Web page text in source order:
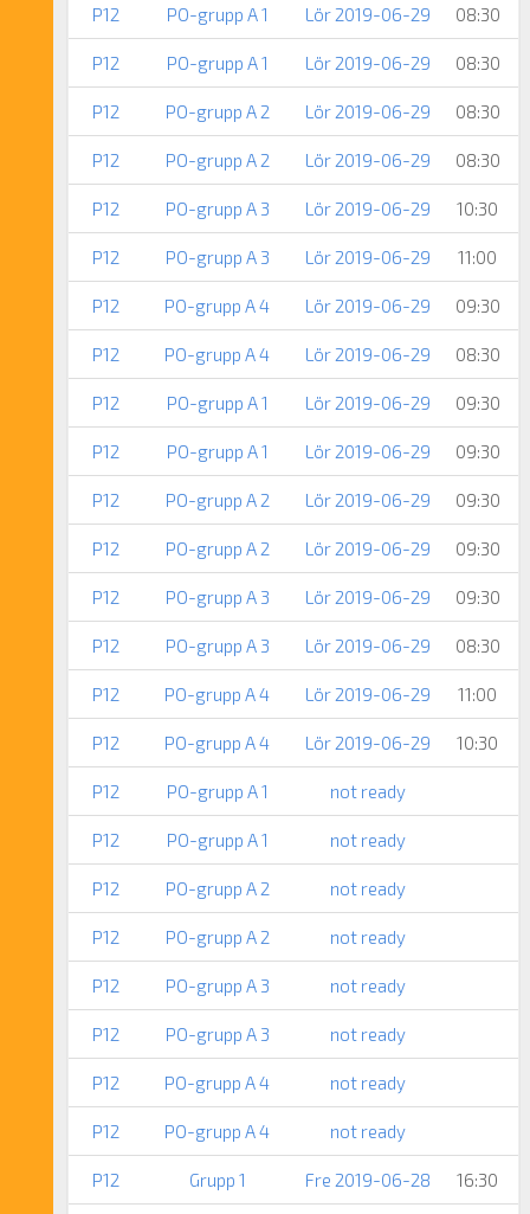
P12 PO-grupp A 1 Lör 2019-06-29 08:30
P12 PO-grupp A 1 Lör 2019-06-29 08:30
P12 PO-grupp A 2 Lör 2019-06-29 08:30
P12 PO-grupp A 2 Lör 2019-06-29 08:30
P12 PO-grupp A 3 Lör 2019-06-29 10:30
P12 PO-grupp A 3 Lör 2019-06-29 11:00
P12 PO-grupp A 4 Lör 2019-06-29 09:30
P12 PO-grupp A 4 Lör 2019-06-29 08:30
P12 PO-grupp A 1 Lör 2019-06-29 09:30
P12 PO-grupp A 1 Lör 2019-06-29 09:30
P12 PO-grupp A 2 Lör 2019-06-29 09:30
P12 PO-grupp A 2 Lör 2019-06-29 09:30
P12 PO-grupp A 3 Lör 2019-06-29 09:30
P12 PO-grupp A 3 Lör 2019-06-29 08:30
P12 PO-grupp A 4 Lör 2019-06-29 11:00
P12 PO-grupp A 4 Lör 2019-06-29 10:30
P12 PO-grupp A 1 not ready
P12 PO-grupp A 1 not ready
P12 PO-grupp A 2 not ready
P12 PO-grupp A 2 not ready
P12 PO-grupp A 3 not ready
P12 PO-grupp A 3 not ready
P12 PO-grupp A 4 not ready
P12 PO-grupp A 4 not ready
P12 Grupp 1 Fre 2019-06-28 16:30